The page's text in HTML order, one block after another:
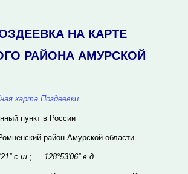
НА КАРТЕ
РАЙОНА АМУРСКОЙ
карта Поздеевки
пункт в России
район Амурской области
с.ш.; 128°53'06'' в.д.